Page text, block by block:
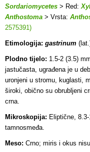
Sordariomycetes > Red:
Anthostoma > Vrsta:
2575391)
Etimologija: gastrinum
Plodno tijelo: 1.5-2 (3.5)
jastučasta, ugrađena je u
uronjeni u stromu, kuglasti,
široki, obično su obrubljeni
crna.
Mikroskopija: Eliptične,
tamnosmeđa.
Meso: Crno; miris i okus